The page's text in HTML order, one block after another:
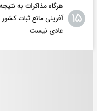
۱۵
هرگاه مذاکرات به
آفرینی مانع ثبات
عادی نیست